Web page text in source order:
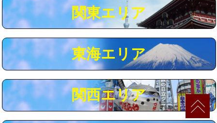
マス交換（深さ50㎝未満） 55,000円
マス交換（深さ50㎝以上） 66,000円
コンクリート斫り（厚さ10㎝まで） 27,500円
コンクリート斫り（厚さ10㎝超え） 38,500円
モルタル補修（厚さ10㎝まで） 27,500円
関東エリア
東海エリア
関西エリア